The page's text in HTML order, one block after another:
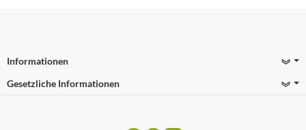
Informationen
Gesetzliche Informationen